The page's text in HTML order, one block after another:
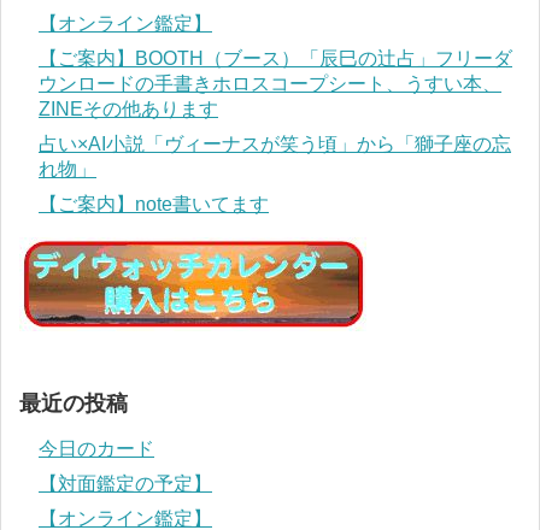
【オンライン鑑定】
【ご案内】BOOTH（ブース）「辰巳の辻占」フリーダ
ウンロードの手書きホロスコープシート、うすい本、
ZINEその他あります
占い×AI小説「ヴィーナスが笑う頃」から「獅子座の忘
れ物」
【ご案内】note書いてます
最近の投稿
今日のカード
【対面鑑定の予定】
【オンライン鑑定】